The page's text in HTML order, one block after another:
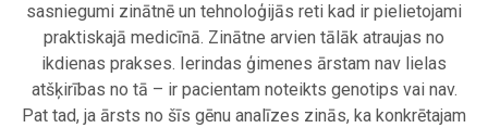
sasniegumi zinātnē un tehnoloģijās reti kad ir pielietojami
praktiskajā medicīnā. Zinātne arvien tālāk atraujas no
ikdienas prakses. Ierindas ģimenes ārstam nav lielas
atšķirības no tā – ir pacientam noteikts genotips vai nav.
Pat tad, ja ārsts no šīs gēnu analīzes zinās, ka konkrētajam